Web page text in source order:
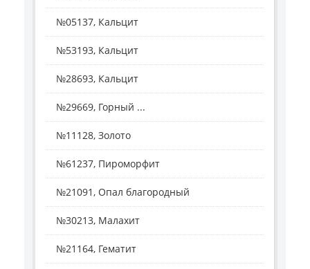
№05137, Кальцит
№53193, Кальцит
№28693, Кальцит
№29669, Горный ...
№11128, Золото
№61237, Пироморфит
№21091, Опал благородный
№30213, Малахит
№21164, Гематит